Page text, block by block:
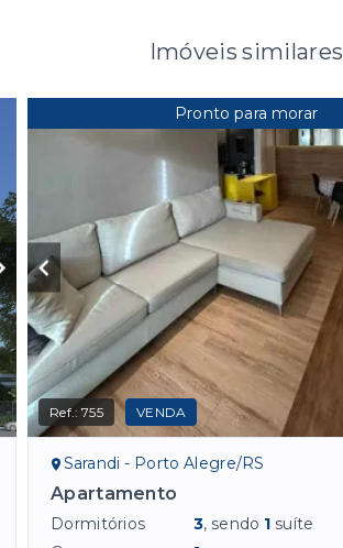
Imóveis similares
Pronto para morar
Ref.:755 VENDA
Sarandi - Porto Alegre/RS
Apartamento
Dormitórios 3, sendo 1 suíte